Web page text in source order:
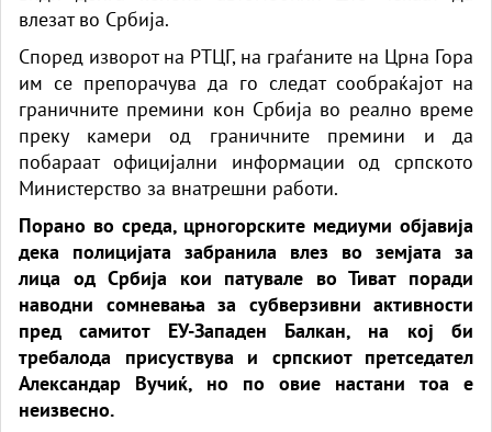
влезат во Србија.
Според изворот на РТЦГ, на граѓаните на Црна Гора
им се препорачува да го следат сообраќајот на
граничните премини кон Србија во реално време
преку камери од граничните премини и да
побараат официјални информации од српското
Министерство за внатрешни работи.
Порано во среда, црногорските медиуми објавија
дека полицијата забранила влез во земјата за
лица од Србија кои патувале во Тиват поради
наводни сомневања за субверзивни активности
пред самитот ЕУ-Западен Балкан, на кој би
требалода присуствува и српскиот претседател
Александар Вучиќ, но по овие настани тоа е
неизвесно.